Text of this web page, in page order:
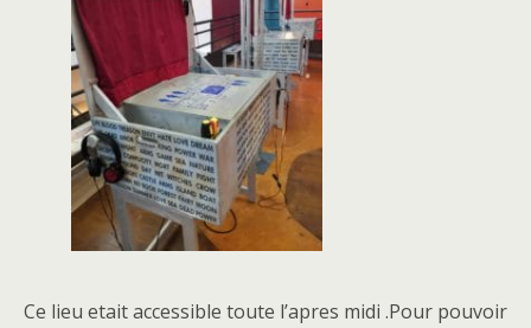
Ce lieu etait accessible toute l’apres midi .Pour pouvoir